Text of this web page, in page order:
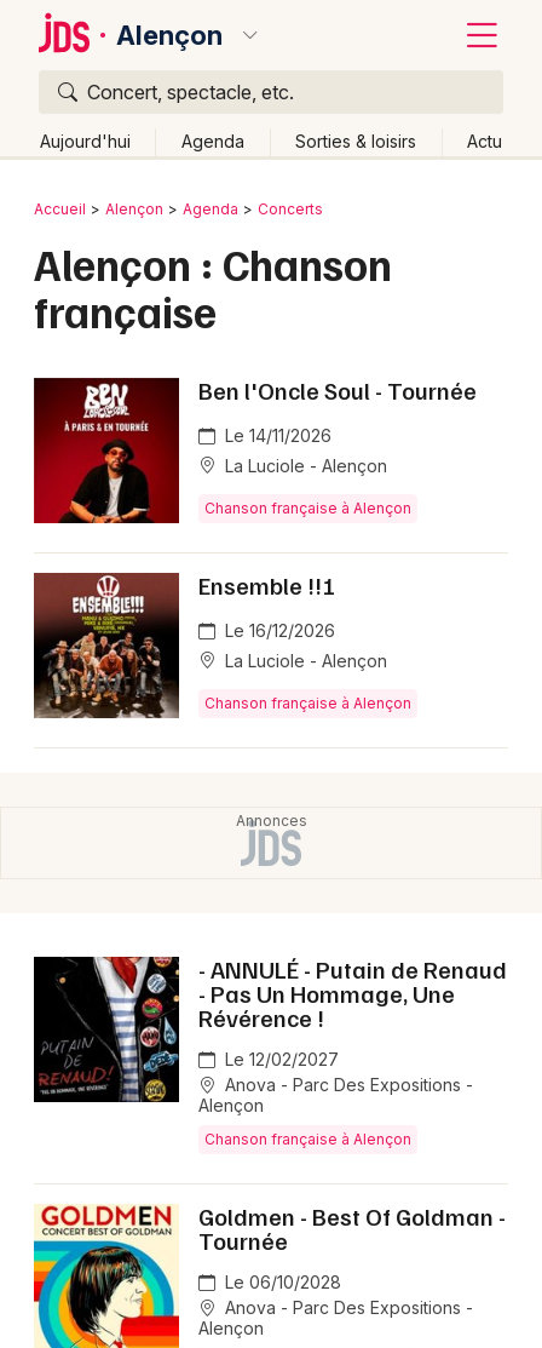
Alençon
Concert, spectacle, etc.
Aujourd'hui Agenda Sorties & loisirs Actu
Publier un événement
Activité & Expérience
Manifestations
Spectacles
Concerts
Sports
Chanson française dans l' Orne
Chanson française en Basse-Normandie
Chanson française en Normandie
Newsletter des sorties
Artistes en tournée
Bordeaux
Colmar
Lyon
Marseille
Mulhouse
Montpellier
Nantes
Nice
Paris
Strasbourg
Retour
Accueil Alençon Agenda Concerts
Alençon : Chanson
française
Ben l'Oncle Soul - Tournée
Le 14/11/2026
La Luciole - Alençon
Chanson française à Alençon
Ensemble !!!
Le 16/12/2026
La Luciole - Alençon
Chanson française à Alençon
- ANNULÉ - Putain de Renaud
- Pas Un Hommage, Une
Révérence !
Le 12/02/2027
Anova - Parc Des Expositions -
Alençon
Chanson française à Alençon
Goldmen - Best Of Goldman -
Tournée
Le 06/10/2028
Anova - Parc Des Expositions -
Alençon
Quoi ?
Où ?
Partout
Près de moi Changer de lieu
Quand ?